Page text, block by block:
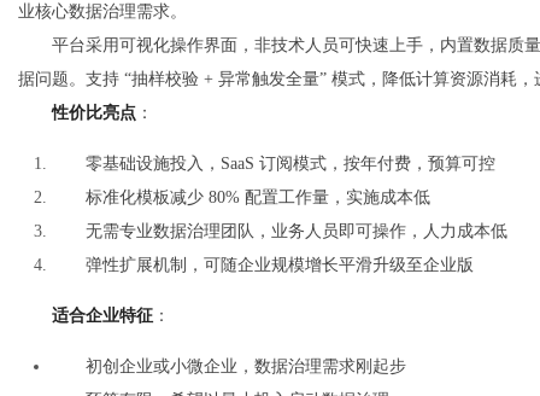
业核心数据治理需求。
平台采用可视化操作界面，非技术人员可快速上手，内置数据质
据问题。支持 “抽样校验 + 异常触发全量” 模式，降低计算资源消耗
性价比亮点 ：
零基础设施投入，SaaS 订阅模式，按年付费，预算可控
标准化模板减少 80% 配置工作量，实施成本低
无需专业数据治理团队，业务人员即可操作，人力成本低
弹性扩展机制，可随企业规模增长平滑升级至企业版
适合企业特征 ：
初创企业或小微企业，数据治理需求刚起步